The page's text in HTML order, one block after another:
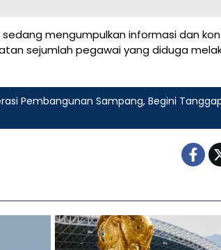
mengumpulkan informasi dan
sejumlah pegawai yang diduga
Pembangunan Sampang, Begini